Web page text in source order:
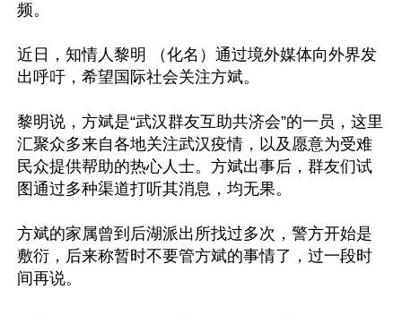
频。
近日，知情人黎明 （化名）通过境外媒体向外界发
出呼吁，希望国际社会关注方斌。
黎明说，方斌是“武汉群友互助共济会”的一员，这里
汇聚众多来自各地关注武汉疫情，以及愿意为受难
民众提供帮助的热心人士。方斌出事后，群友们试
图通过多种渠道打听其消息，均无果。
方斌的家属曾到后湖派出所找过多次，警方开始是
敷衍，后来称暂时不要管方斌的事情了，过一段时
间再说。